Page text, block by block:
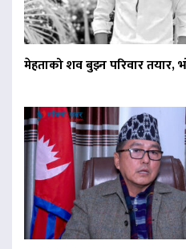
मेहताको शव बुझ्न परिवार तयार,